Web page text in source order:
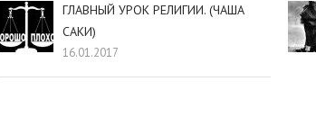
ГЛАВНЫЙ УРОК РЕЛИГИИ. (ЧАША
САКИ)
16.01.2017